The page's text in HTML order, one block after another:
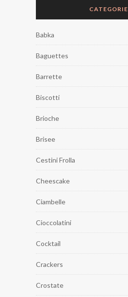
CATEGORIE
Babka
Baguettes
Barrette
Biscotti
Brioche
Brisee
Cestini Frolla
Cheescake
Ciambelle
Cioccolatini
Cocktail
Crackers
Crostate